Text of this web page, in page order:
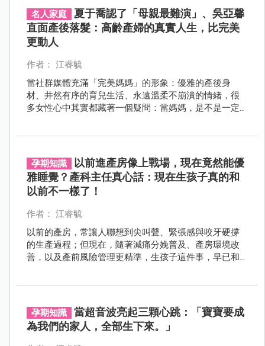
名人家庭
夏于喬認了「母親最難演」、吳亞馨
直面產後落髮：高齡產婦的真實人生，比完美
更動人
作者： 江睿毓
當社群媒體充滿「完美媽媽」的形象：優雅的產後身
材、井然有序的育兒生活、永遠溫柔不崩潰的情緒，很
多女性心中其實都藏著一個疑問：當媽媽，是不是一定
孕期知識
以前進產房像上戰場，現在竟然能優
雅睡覺？產科主任真心話：現在生孩子真的和
以前不一樣了！
作者： 江睿毓
以前的產房，常讓人聯想到尖叫聲、緊張感與咬牙硬撐
的生產過程；但現在，隨著減痛分娩普及、產房環境改
善，以及產前風險管理更精準，生孩子這件事，早已和
孕期知識
當超音波亮起三顆心跳：「寶寶要成
為我們的家人，全部生下來。」